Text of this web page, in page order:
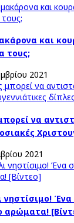
και
τους;
2021
να
2021
νηστίσιμο!
αρώματα!